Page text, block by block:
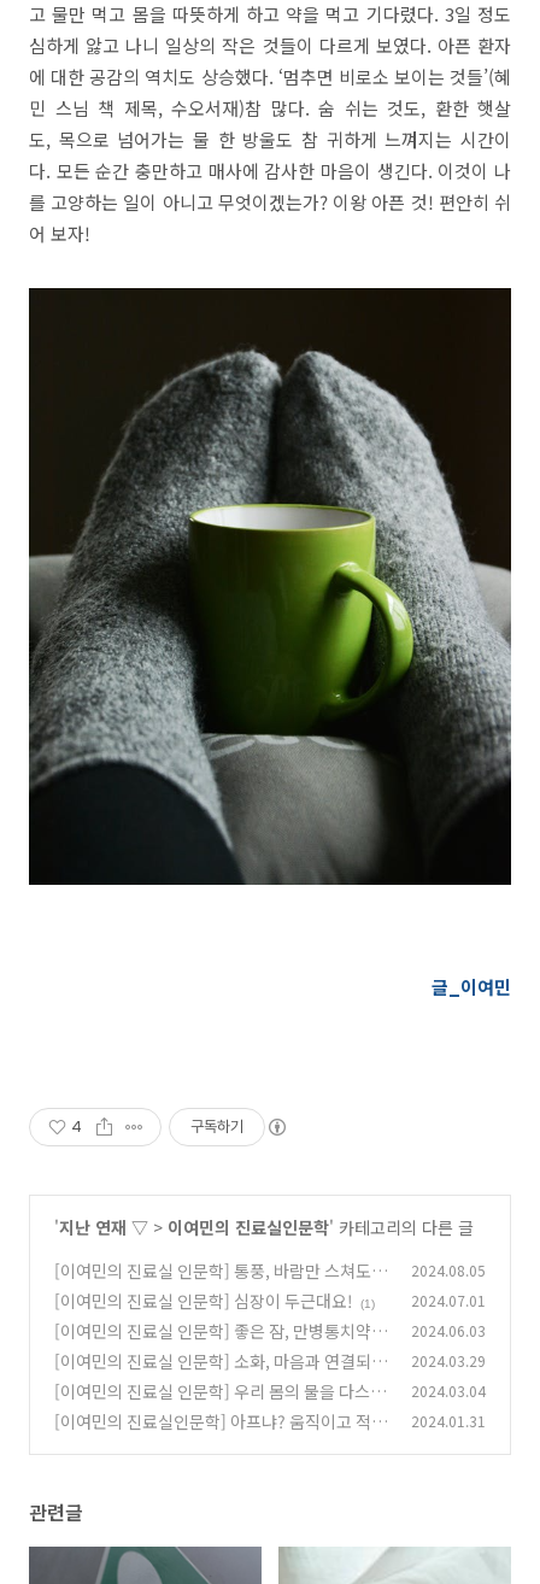
고 물만 먹고 몸을 따뜻하게 하고 약을 먹고 기다렸다. 3일 정도
심하게 앓고 나니 일상의 작은 것들이 다르게 보였다. 아픈 환자
에 대한 공감의 역치도 상승했다. ‘멈추면 비로소 보이는 것들’(혜
민 스님 책 제목, 수오서재)참 많다. 숨 쉬는 것도, 환한 햇살
도, 목으로 넘어가는 물 한 방울도 참 귀하게 느껴지는 시간이
다. 모든 순간 충만하고 매사에 감사한 마음이 생긴다. 이것이 나
를 고양하는 일이 아니고 무엇이겠는가? 이왕 아픈 것! 편안히 쉬
어 보자!
글_이여민
4 구독하기
'지난 연재 ▽ > 이여민의 진료실인문학' 카테고리의 다른 글
[이여민의 진료실 인문학] 통풍, 바람만 스쳐도
아파요!
(0)
2024.08.05
[이여민의 진료실 인문학] 심장이 두근대요! (1) 2024.07.01
[이여민의 진료실 인문학] 좋은 잠, 만병통치약!
(0)
2024.06.03
[이여민의 진료실 인문학] 소화, 마음과 연결되다
(1)
2024.03.29
[이여민의 진료실 인문학] 우리 몸의 물을 다스리
는 신장!
(0)
2024.03.04
[이여민의 진료실인문학] 아프냐? 움직이고 적게
2024.01.31
관련글